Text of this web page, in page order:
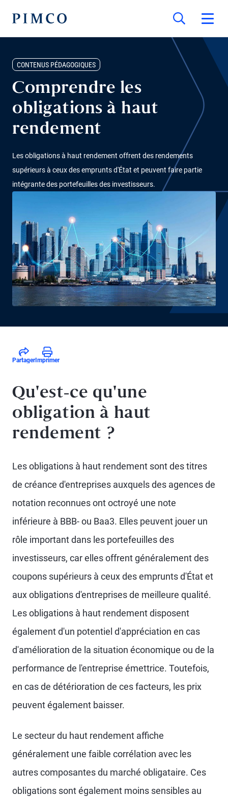
CONTENUS PÉDAGOGIQUES
Comprendre les
obligations à haut
rendement
Les obligations à haut rendement offrent des rendements
supérieurs à ceux des emprunts d'État et peuvent faire partie
intégrante des portefeuilles des investisseurs.
Partager Imprimer
Qu'est-ce qu'une
obligation à haut
rendement ?
Les obligations à haut rendement sont des titres
de créance d'entreprises auxquels des agences de
notation reconnues ont octroyé une note
inférieure à BBB- ou Baa3. Elles peuvent jouer un
rôle important dans les portefeuilles des
investisseurs, car elles offrent généralement des
coupons supérieurs à ceux des emprunts d'État et
aux obligations d'entreprises de meilleure qualité.
Les obligations à haut rendement disposent
également d'un potentiel d'appréciation en cas
d'amélioration de la situation économique ou de la
performance de l'entreprise émettrice. Toutefois,
en cas de détérioration de ces facteurs, les prix
peuvent également baisser.
Le secteur du haut rendement affiche
généralement une faible corrélation avec les
autres composantes du marché obligataire. Ces
obligations sont également moins sensibles au